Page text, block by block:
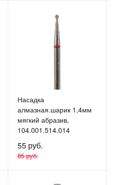
Насадка
алмазная.шарик 1,4мм
мягкий абразив,
104.001.514.014
55 руб.
85 руб.